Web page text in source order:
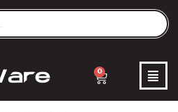
0